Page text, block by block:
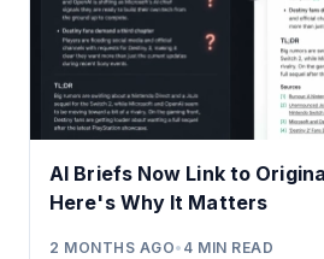
AI Briefs Now Link to
Here's Why It Matters
2 MONTHS AGO• 4 MIN READ